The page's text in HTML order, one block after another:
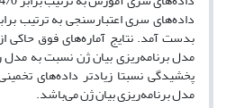
بدست آمد. نتایج آماره‌های فوق
مدل برنامه‌ریزی بیان ژن نسبت به
پخشیدگی نسبتا زیادتر داده‌های
مدل برنامه‌ریزی بیان ژن می‌باشد.